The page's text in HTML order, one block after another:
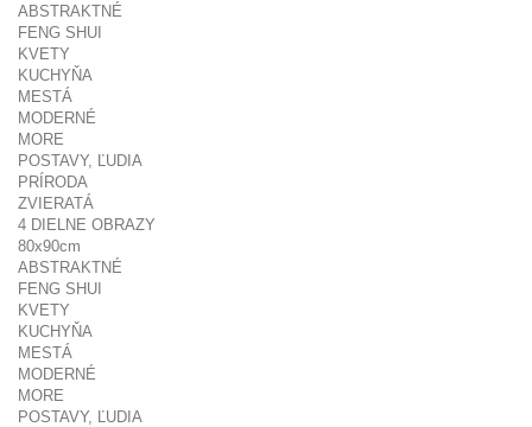
ABSTRAKTNÉ
FENG SHUI
KVETY
KUCHYŇA
MESTÁ
MODERNÉ
MORE
POSTAVY, ĽUDIA
PRÍRODA
ZVIERATÁ
4 DIELNE OBRAZY
80x90cm
ABSTRAKTNÉ
FENG SHUI
KVETY
KUCHYŇA
MESTÁ
MODERNÉ
MORE
POSTAVY, ĽUDIA